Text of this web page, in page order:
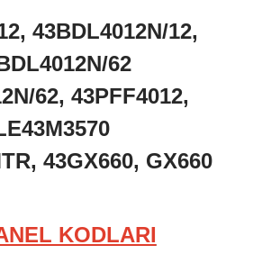
43BDL4012N/12,
62
62, 43PFF4012,
43GX660, GX660
KODLARI